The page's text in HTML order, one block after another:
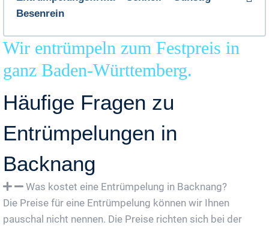
Besenrein
Wir entrümpeln zum Festpreis in
ganz Baden-Württemberg.
Häufige Fragen zu
Entrümpelungen in
Backnang
Was kostet eine Entrümpelung in Backnang?
Die Preise für eine Entrümpelung können wir Ihnen
pauschal nicht nennen. Die Preise richten sich bei der